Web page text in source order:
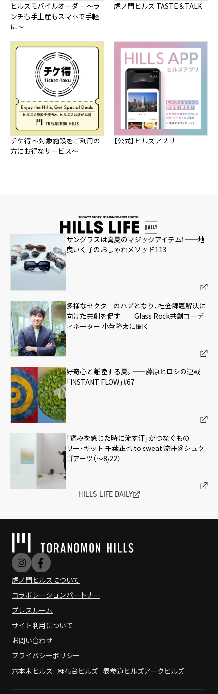
ヒルズモバイルオーダー ～ラ
ンチも手土産もスマホで手軽
に～
虎ノ門ヒルズ TASTE＆TALK
チケ得 ～対象施設をご利用の
方にお得なサービス～
【公式】ヒルズアプリ
サングラスは真夏のマジックアイテム！——地
曳いく子のおしゃれメソッド113
多様なセクターのハブとなり、社会課題解決に
向けた共創を促す——Glass Rock共創コーデ
ィネーター 小菅隆太に聞く
好奇心と離陸する夏。——藤原ヒロシの連載
「INSTANT FLOW」#67
「痛みを感じた時に流す汗」がつなぐもの——
リー・キット 千葉正也 to sweat 流汗＠シュウ
ゴアーツ（〜8/22）
HILLS LIFE DAILY
虎ノ門ヒルズについて
コラボレーションパートナー
プレスルーム
サイト利用について
お問い合わせ
プライバシーポリシー
六本木ヒルズ 麻布台ヒルズ 表参道ヒルズアークヒルズ